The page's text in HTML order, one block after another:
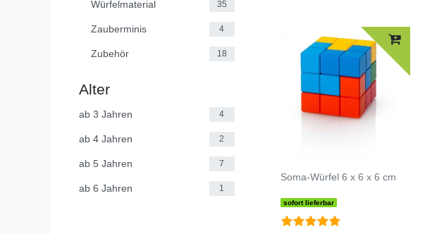
Würfelmaterial 35
Zauberminis 4
Zubehör 18
Alter
ab 3 Jahren 4
ab 4 Jahren 2
ab 5 Jahren 7
ab 6 Jahren 1
Soma-Würfel 6 x 6 x 6 cm
sofort lieferbar